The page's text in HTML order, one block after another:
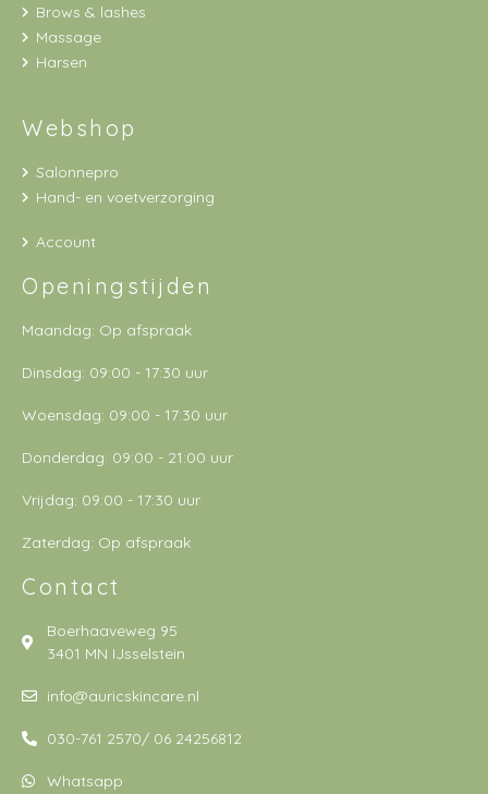
Brows & lashes
Massage
Harsen
Webshop
Salonnepro
Hand- en voetverzorging
Account
Openingstijden
Maandag: Op afspraak
Dinsdag: 09:00 - 17:30 uur
Woensdag: 09:00 - 17:30 uur
Donderdag: 09:00 - 21:00 uur
Vrijdag: 09:00 - 17:30 uur
Zaterdag: Op afspraak
Contact
Boerhaaveweg 95
3401 MN IJsselstein
info@auricskincare.nl
030-761 2570/ 06 24256812
Whatsapp